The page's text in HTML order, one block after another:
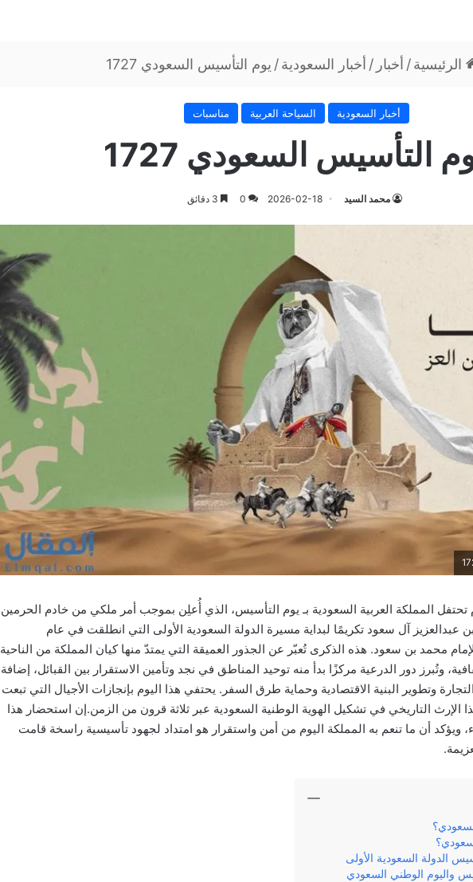
الرئيسية/ أخبار / أخبار السعودية/ يوم التأسيس السعودي 1727
أخبار السعودية السياحة العربية مناسبات
التأسيس السعودي 1727
محمد السيد 2026-02-18
0
عام تحتفل المملكة العربية السعودية بـ يوم التأسيس، الذي أُعلِن بموجب أمر ملكي من خادم الحرمين
عبدالعزيز آل سعود تكريمًا لبداية مسيرة الدولة السعودية الأولى التي انطلقت في عام
على يد الإمام محمد بن سعود. هذه الذكرى تُعبّر عن الجذور العميقة التي يمتدّ منها كيان المملكة من الناحية
وتُبرز دور الدرعية مركزًا بدأ منه توحيد المناطق في نجد وتأمين الاستقرار بين القبائل، إضافة
وتطوير البنية الاقتصادية وحماية طرق السفر. يحتفي هذا اليوم بإنجازات الأجيال التي تبعت
الإرث التاريخي في تشكيل الهوية الوطنية السعودية عبر ثلاثة قرون من الزمن.إن استحضار هذا
ويؤكد أن ما تنعم به المملكة اليوم من أمن واستقرار هو امتداد لجهود تأسيسية راسخة قامت
الدولة السعودية الأولى
واليوم الوطني السعودي